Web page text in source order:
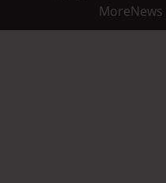
MoreNews